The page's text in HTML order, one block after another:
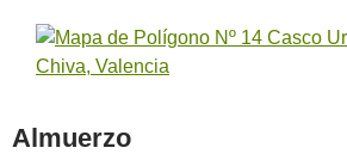
Almuerzo